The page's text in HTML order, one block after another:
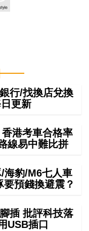
行/找換店兌換
更新
香港考車合格率
線易中難比拼
海豹/M6七人車
預錢換避震？
插 批評科技落
USB插口